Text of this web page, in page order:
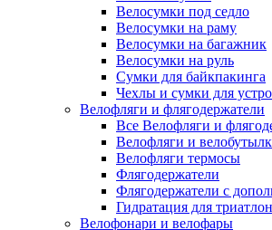
Велосумки под седло
Велосумки на раму
Велосумки на багажник
Велосумки на руль
Сумки для байкпакинга
Чехлы и сумки для
Велофляги и флягодержатели
Все Велофляги и
Велофляги и
Велофляги термосы
Флягодержатели
Флягодержатели с
Гидратация для
Велофонари и велофары